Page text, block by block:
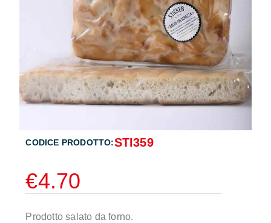
CODICE PRODOTTO:STI359
€4.70
Prodotto salato da forno.